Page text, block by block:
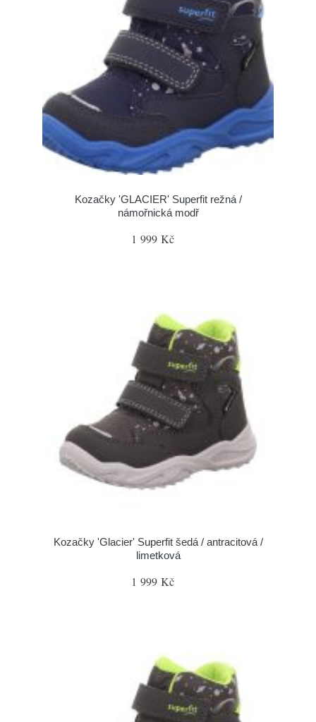
Kozačky 'GLACIER' Superfit režná /
námořnická modř
1 999 Kč
Kozačky 'Glacier' Superfit šedá / antracitová /
limetková
1 999 Kč